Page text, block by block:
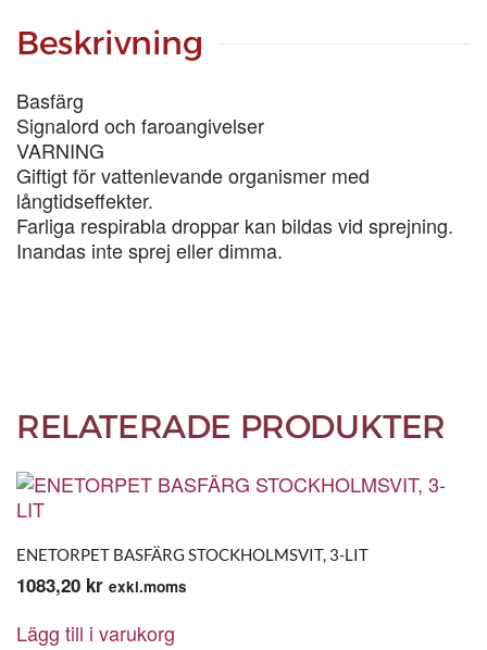
mängd
Beskrivning
Basfärg
Signalord och faroangivelser
VARNING
Giftigt för vattenlevande organismer med
långtidseffekter.
Farliga respirabla droppar kan bildas vid sprejning.
Inandas inte sprej eller dimma.
RELATERADE PRODUKTER
ENETORPET BASFÄRG STOCKHOLMSVIT, 3-LIT
1083,20 kr exkl.moms
Lägg till i varukorg